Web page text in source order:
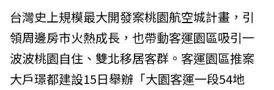
台灣史上規模最大開發案桃園航空城計畫，引
領周邊房市火熱成長，也帶動客運園區吸引一
波波桃園自住、雙北移居客群。客運園區推案
大戶璟都建設15日舉辦「大園客運一段54地